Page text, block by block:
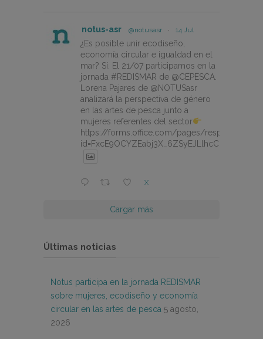
notus-asr @notusasr · 14 Jul
¿Es posible unir ecodiseño,
economía circular e igualdad en el
mar? Sí. El 21/07 participamos en la
jornada #REDISMAR de @CEPESCA.
Lorena Pajares de @NOTUSasr
analizará la perspectiva de género
en las artes de pesca junto a
mujeres referentes del sector
https://forms.office.com/pages/
X
Cargar más
Últimas noticias
Notus participa en la jornada REDISMAR
sobre mujeres, ecodiseño y economía
circular en las artes de pesca 5 agosto,
2026